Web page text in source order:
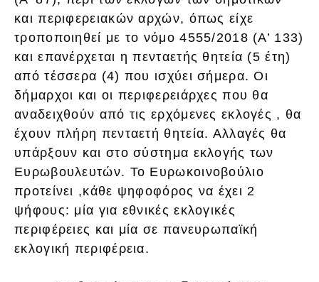
και περιφερειακών αρχών, όπως είχε
τροποποιηθεί με το νόμο 4555/2018 (Α’ 133)
και επανέρχεται η πενταετής θητεία (5 έτη)
από τέσσερα (4) που ισχύει σήμερα. Οι
δήμαρχοι και οι περιφερειάρχες που θα
αναδειχθούν από τις ερχόμενες εκλογές , θα
έχουν πλήρη πενταετή θητεία. Αλλαγές θα
υπάρξουν και στο σύστημα εκλογής των
Ευρωβουλευτών. Το Ευρωκοινοβούλιο
προτείνει ,κάθε ψηφοφόρος να έχει 2
ψήφους: μία για εθνικές εκλογικές
περιφέρειες και μία σε πανευρωπαϊκή
εκλογική περιφέρεια.